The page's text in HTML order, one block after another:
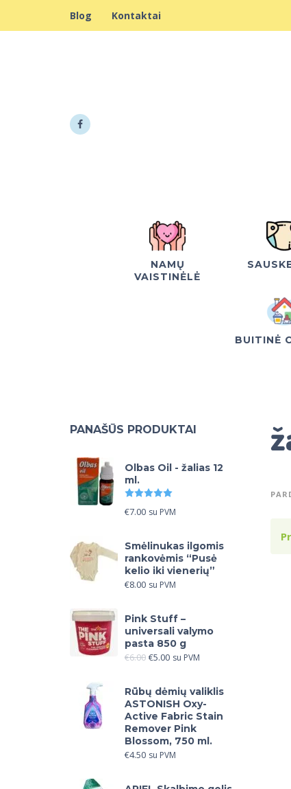
Blog Kontaktai
NAMŲ
VAISTINĖLĖ
BUITINĖ
PANAŠŪS PRODUKTAI
Olbas Oil - žalias 12
ml.
€7.00 su PVM
Smėlinukas ilgomis
rankovėmis “Pusė
kelio iki vienerių”
€8.00 su PVM
Pink Stuff –
universali valymo
pasta 850 g
€6.00 €5.00 su PVM
Rūbų dėmių valiklis
ASTONISH Oxy-
Active Fabric Stain
Remover Pink
Blossom, 750 ml.
€4.50 su PVM